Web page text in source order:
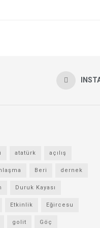
atatürk açılış
Beri dernek
Duruk Kayası
Etkinlik Eğircesu
golit Göç